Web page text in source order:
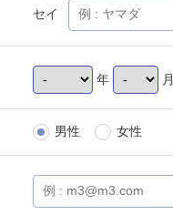
セイ
年 月
男性 女性